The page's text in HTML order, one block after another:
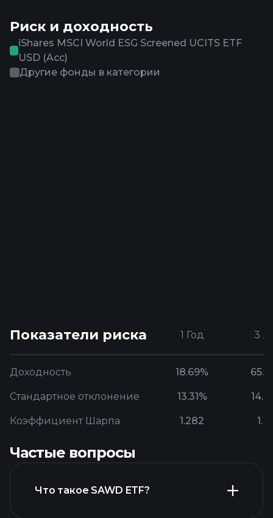
Риск и доходность
iShares MSCI World ESG Screened UCITS ETF
USD (Acc)
Другие фонды в категории
Показатели риска 1 Год 3
Доходность 18.69%
Стандартное отклонение 13.31%
Коэффициент Шарпа 1.282
Частые вопросы
Что такое SAWD ETF?